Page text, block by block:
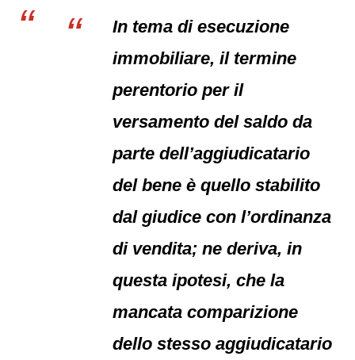
In tema di esecuzione
immobiliare, il termine
perentorio per il
versamento del saldo da
parte dell’aggiudicatario
del bene è quello stabilito
dal giudice con l’ordinanza
di vendita; ne deriva, in
questa ipotesi, che la
mancata comparizione
dello stesso aggiudicatario